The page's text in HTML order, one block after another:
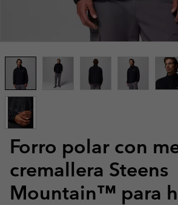
Forro polar con
cremallera Steens
Mountain™ para